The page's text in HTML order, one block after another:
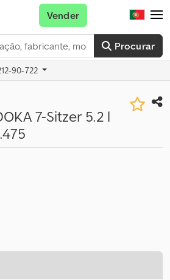
Procurar
Vender
90-722
7-Sitzer 5.2 l